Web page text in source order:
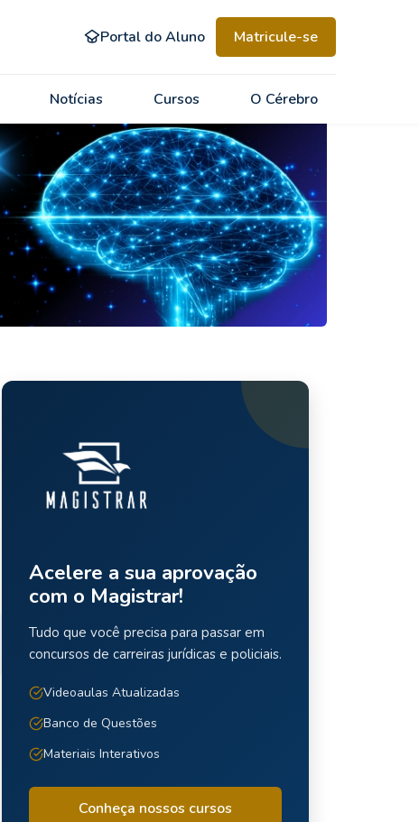
Portal do Aluno Matricule-se
Notícias Cursos O Cérebro
Acelere a sua aprovação
com o Magistrar!
Tudo que você precisa para passar em
concursos de carreiras jurídicas e policiais.
Videoaulas Atualizadas
Banco de Questões
Materiais Interativos
Conheça nossos cursos